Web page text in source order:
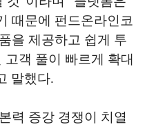
때문에 펀드온라인코
을 제공하고 쉽게 투
객 풀이 빠르게 확대
말했다.
력 증강 경쟁이 치열